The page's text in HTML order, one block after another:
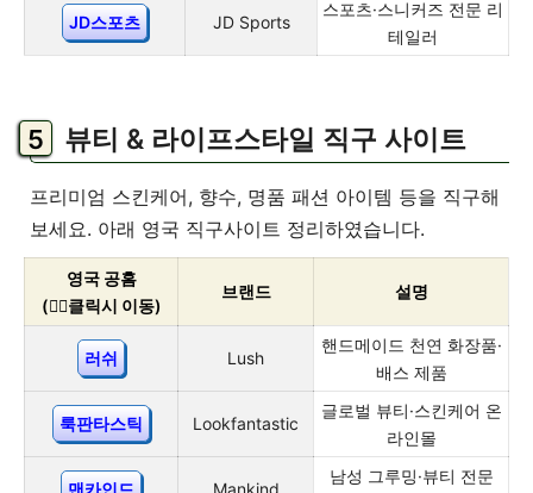
JD스포츠 JD Sports
스포츠·스니커즈 전문 리
테일러
뷰티 & 라이프스타일 직구 사이트
프리미엄 스킨케어, 향수, 명품 패션 아이템 등을 직구해
보세요. 아래 영국 직구사이트 정리하였습니다.
영국 공홈
(👇🏻클릭시 이동)
브랜드 설명
러쉬 Lush
핸드메이드 천연 화장품·
배스 제품
룩판타스틱 Lookfantastic
글로벌 뷰티·스킨케어 온
라인몰
맨카인드 Mankind
남성 그루밍·뷰티 전문